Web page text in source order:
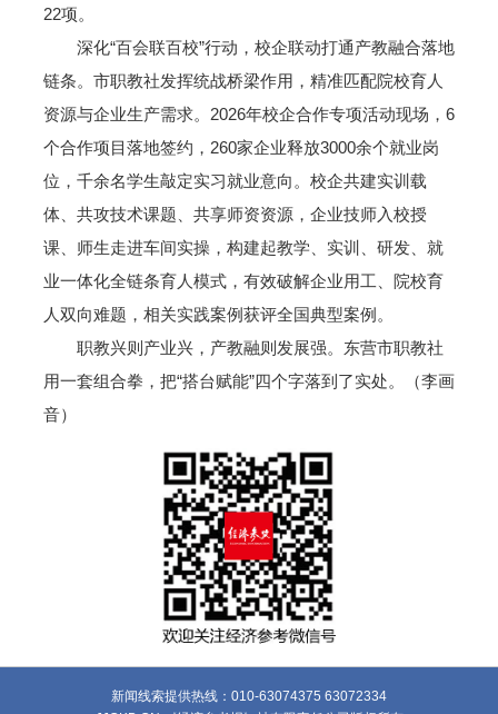
22项。
深化“百会联百校”行动，校企联动打通产教融合落地
链条。市职教社发挥统战桥梁作用，精准匹配院校育人
资源与企业生产需求。2026年校企合作专项活动现场，6
个合作项目落地签约，260家企业释放3000余个就业岗
位，千余名学生敲定实习就业意向。校企共建实训载
体、共攻技术课题、共享师资资源，企业技师入校授
课、师生走进车间实操，构建起教学、实训、研发、就
业一体化全链条育人模式，有效破解企业用工、院校育
人双向难题，相关实践案例获评全国典型案例。
职教兴则产业兴，产教融则发展强。东营市职教社
用一套组合拳，把“搭台赋能”四个字落到了实处。（李画
音）
新闻线索提供热线：010-63074375 63072334